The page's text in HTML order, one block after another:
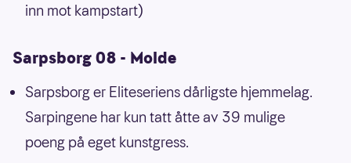
inn mot kampstart)
Sarpsborg 08 - Molde
Sarpsborg er Eliteseriens dårligste hjemmelag.
Sarpingene har kun tatt åtte av 39 mulige
poeng på eget kunstgress.